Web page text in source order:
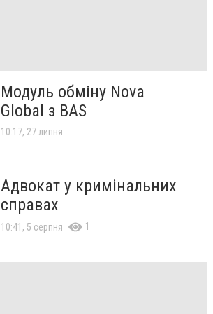
Модуль обміну Nova
Global з BAS
10:17, 27 липня
Адвокат у кримінальних
справах
10:41, 5 серпня 1